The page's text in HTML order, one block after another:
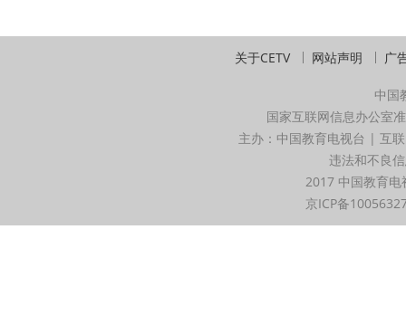
关于CETV 网站声明 广
中国
国家互联网信息办公室
主办：中国教育电视台 | 互
违法和不良
2017 中国教育
京ICP备